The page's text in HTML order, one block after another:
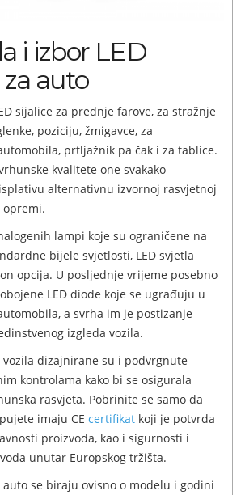
i izbor LED
auto
sijalice za prednje farove, za stražnje
poziciju, žmigavce, za
prtljažnik pa čak i za tablice.
kvalitete one svakako
alternativnu izvornoj rasvjetnoj
lampi koje su ograničene na
bijele svjetlosti, LED svjetla
opcija. U posljednje vrijeme posebno
LED diode koje se ugrađuju u
a svrha im je postizanje
izgleda vozila.
vozila dizajnirane su i podvrgnute
kontrolama kako bi se osigurala
rasvjeta. Pobrinite se samo da
imaju CE certifikat koji je potvrda
proizvoda, kao i sigurnosti i
unutar Europskog tržišta.
auto se biraju ovisno o modelu i godini